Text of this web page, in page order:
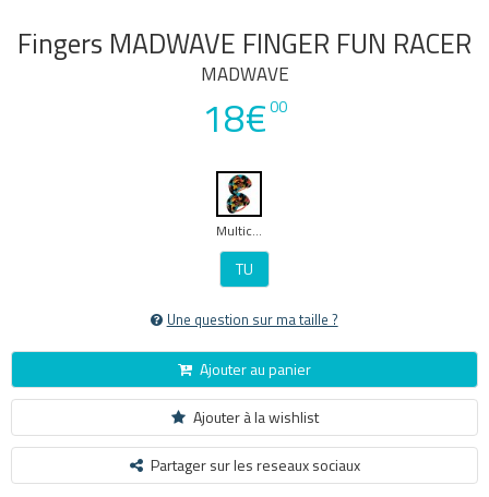
Fingers MADWAVE FINGER FUN RACER
MADWAVE
18€00
Multicouleur
TU
Une question sur ma taille ?
Ajouter au panier
Ajouter à la wishlist
Partager sur les reseaux sociaux